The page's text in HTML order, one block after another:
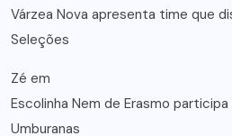
Várzea Nova apresenta time que
Seleções
Zé em
Escolinha Nem de Erasmo
Umburanas